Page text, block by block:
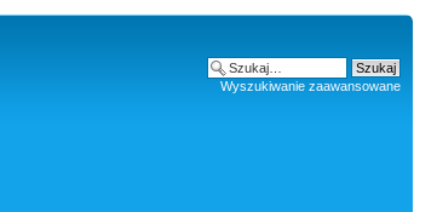
Wyszukiwanie zaawansowane